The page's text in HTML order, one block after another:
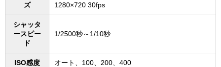
ズ
1280×720 30fps
シャッタ
ースピー
ド
1/2500秒～1/10秒
ISO感度 オート、100、200、400